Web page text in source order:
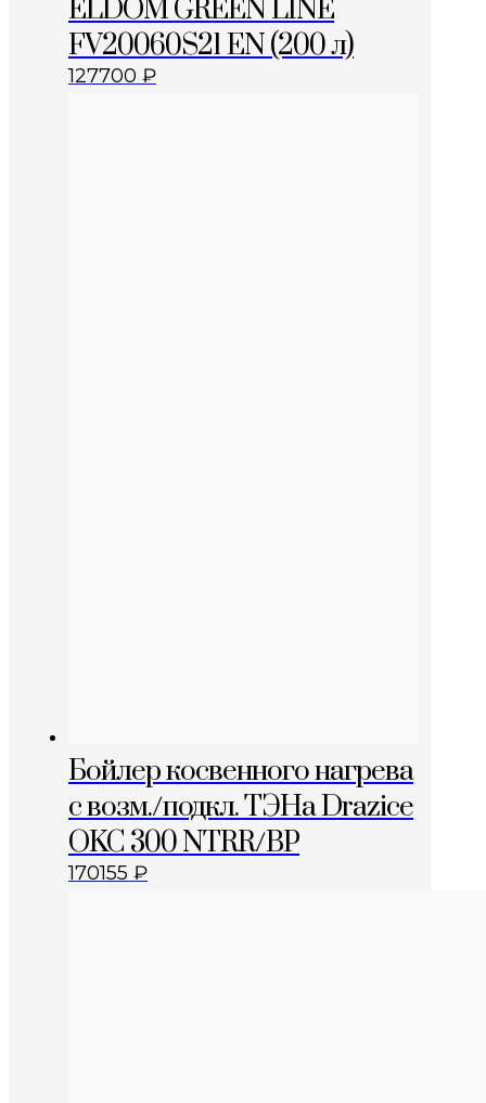
ELDOM GREEN LINE
FV20060S21 EN (200 л)
127700 ₽
Бойлер косвенного нагрева
с возм./подкл. ТЭНа Drazice
OKC 300 NTRR/BP
170155 ₽